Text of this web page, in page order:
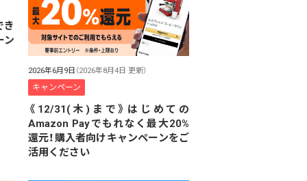
き
ン
2026年6月9日 （2026年8月4日 更新）
キャンペーン
《12/31(木)まで》はじめての
Amazon Payでもれなく最大20%
還元！購入者向けキャンペーンをご
活用ください